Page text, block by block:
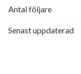
Antal följare
Senast uppdaterad